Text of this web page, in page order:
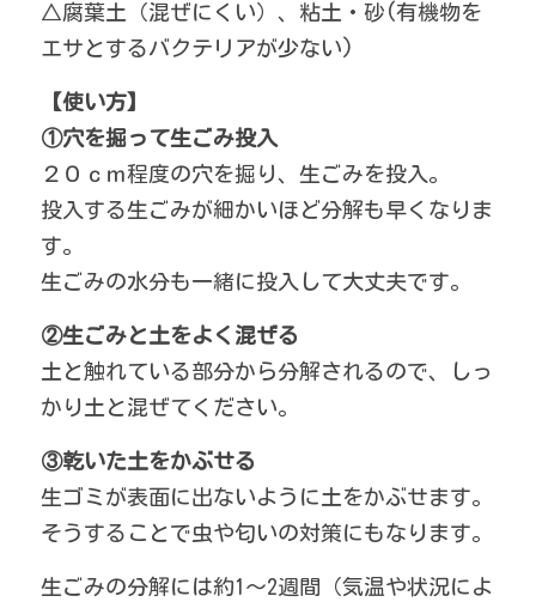
△腐葉土（混ぜにくい）、粘土・砂(有機物を
エサとするバクテリアが少ない)
【使い方】
①穴を掘って生ごみ投入
２０ｃｍ程度の穴を掘り、生ごみを投入。
投入する生ごみが細かいほど分解も早くなりま
す。
生ごみの水分も一緒に投入して大丈夫です。
②生ごみと土をよく混ぜる
土と触れている部分から分解されるので、しっ
かり土と混ぜてください。
③乾いた土をかぶせる
生ゴミが表面に出ないように土をかぶせます。
そうすることで虫や匂いの対策にもなります。
生ごみの分解には約1～2週間（気温や状況によ